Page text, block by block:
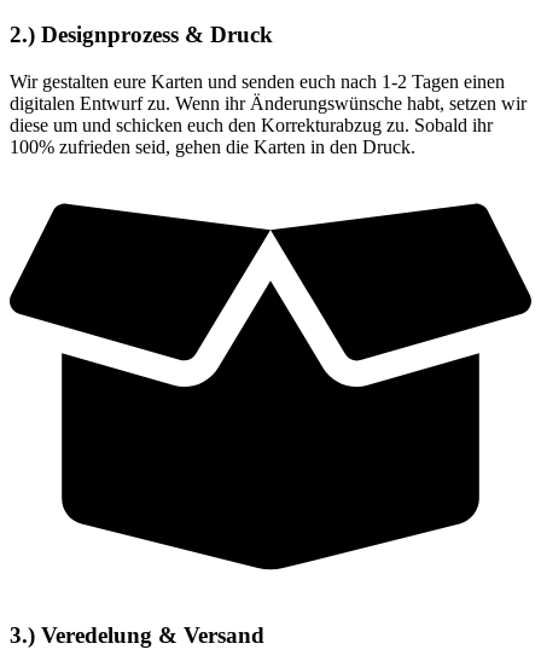
2.) Designprozess & Druck
Wir gestalten eure Karten und senden euch nach 1-2 Tagen einen
digitalen Entwurf zu. Wenn ihr Änderungswünsche habt, setzen wir
diese um und schicken euch den Korrekturabzug zu. Sobald ihr
100% zufrieden seid, gehen die Karten in den Druck.
3.) Veredelung & Versand